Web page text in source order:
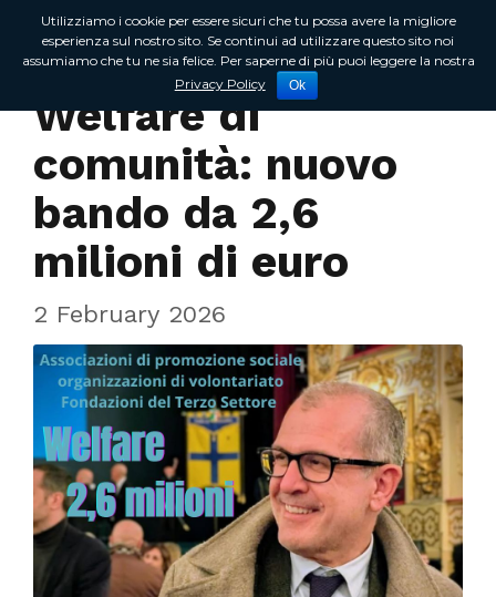
In Regione
Welfare di
comunità: nuovo
bando da 2,6
milioni di euro
2 February 2026
Utilizziamo i cookie per essere sicuri che tu possa avere la migliore
esperienza sul nostro sito. Se continui ad utilizzare questo sito noi
assumiamo che tu ne sia felice. Per saperne di più puoi leggere la nostra
Privacy Policy
Ok